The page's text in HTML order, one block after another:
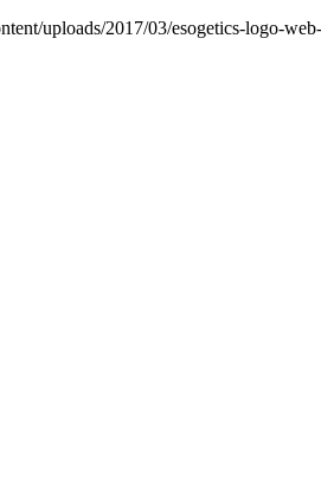
uploads/2017/03/esogetics-logo-